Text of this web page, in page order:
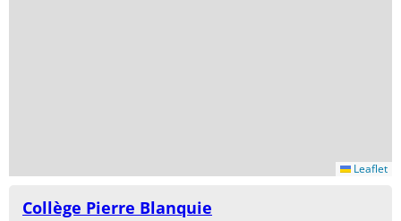
Leaflet
Collège Pierre Blanquie